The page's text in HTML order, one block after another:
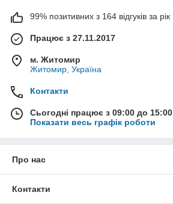
99% позитивних з 164 відгуків за рік
Працює з 27.11.2017
м. Житомир
Житомир, Україна
Контакти
Сьогодні працює з 09:00 до 15:00
Показати весь графік роботи
Про нас
Контакти